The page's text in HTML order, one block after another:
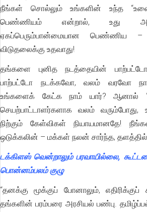
நீங்கள் சொல்லும் உங்களின் உந்த
பெண்ணியம் என்றால், உது
ஏகப்பெரும்பான்மையான பெண்ணிய –
விடுதலைக்கு உதவாது!
தங்களை புனித நடத்தையின்
பாற்பட்டோ நடக்கவோ, வலம் வரவோ
உங்களைக் கேட்க நாம் யார்? ஆனால்
செயற்பாட்டாளர்களாக வலம் வரும்போது,
நிற்கும் கேள்விகள் நியாயமானதே!
ஒடுக்கலின் – மக்கள் நலன் சார்ந்த, தளத்தில்
டக்கிளஸ் வென்றாலும் பரவாயில்லை,
பொன்னம்பலம் குழு
“தனக்கு மூக்குப் போனாலும்,
தங்களின் பரம்பரை அரசியல் பண்பு.